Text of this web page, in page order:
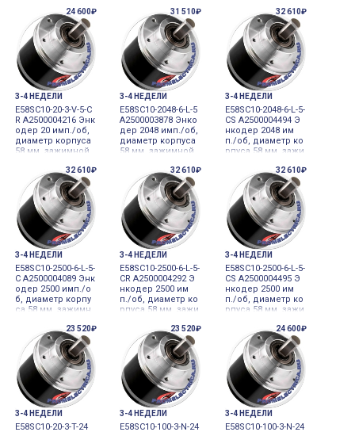
етр вала 10 мм 12-
24VDC инкремент
альный датчик уг
лового перемещ
ения
етр вала 10 мм 12-
24VDC инкремент
альный датчик уг
лового перемещ
ения
етр вала 10 мм 12-
24VDC(5M) инкре
ментальный датч
ик углового пере
мещения
24 600₽
3-4 НЕДЕЛИ
E58SC10-20-3-V-5-C
R A2500004216 Энк
одер 20 имп./об,
диаметр корпуса
58 мм, зажимной
вала 10 мм 5VDC и
нкрементальный
датчик углового
перемещения
31 510₽
3-4 НЕДЕЛИ
E58SC10-2048-6-L-5
A2500003878 Энко
дер 2048 имп./об,
диаметр корпуса
58 мм, зажимной
вала 10 мм 5VDC и
нкрементальный
датчик углового
перемещения
32 610₽
3-4 НЕДЕЛИ
E58SC10-2048-6-L-5-
CS A2500004494 Э
нкодер 2048 им
п./об, диаметр ко
рпуса 58 мм, зажи
аметр вала 10 мм
5VDC инкремента
льный датчик угл
ового перемеще
ния
32 610₽
3-4 НЕДЕЛИ
E58SC10-2500-6-L-5-
C A2500004089 Энк
одер 2500 имп./о
б, диаметр корпу
са 58 мм, зажимн
етр вала 10 мм 5V
DC инкременталь
ный датчик углов
ого перемещени
я
32 610₽
3-4 НЕДЕЛИ
E58SC10-2500-6-L-5-
CR A2500004292 Э
нкодер 2500 им
п./об, диаметр ко
рпуса 58 мм, зажи
аметр вала 10 мм
5VDC инкремента
льный датчик угл
ового перемеще
ния
32 610₽
3-4 НЕДЕЛИ
E58SC10-2500-6-L-5-
CS A2500004495 Э
нкодер 2500 им
п./об, диаметр ко
рпуса 58 мм, зажи
аметр вала 10 мм
5VDC инкремента
льный датчик угл
ового перемеще
ния
23 520₽
3-4 НЕДЕЛИ
E58SC10-20-3-T-24
23 520₽
3-4 НЕДЕЛИ
E58SC10-100-3-N-24
24 600₽
3-4 НЕДЕЛИ
E58SC10-100-3-N-24